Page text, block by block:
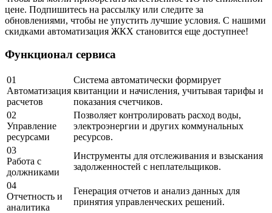
цене. Подпишитесь на рассылку или следите за
обновлениями, чтобы не упустить лучшие условия. С нашими
скидками автоматизация ЖКХ становится еще доступнее!
Функционал сервиса
01
Автоматизация
расчетов
Система автоматически формирует
квитанции и начисления, учитывая тарифы и
показания счетчиков.
02
Управление
ресурсами
Позволяет контролировать расход воды,
электроэнергии и других коммунальных
ресурсов.
03
Работа с
должниками
Инструменты для отслеживания и взыскания
задолженностей с неплательщиков.
04
Отчетность и
аналитика
Генерация отчетов и анализ данных для
принятия управленческих решений.